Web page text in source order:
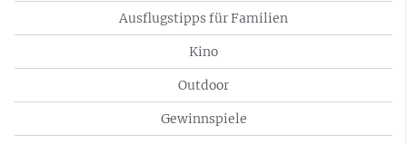
Ausflugstipps für Familien
Kino
Outdoor
Gewinnspiele